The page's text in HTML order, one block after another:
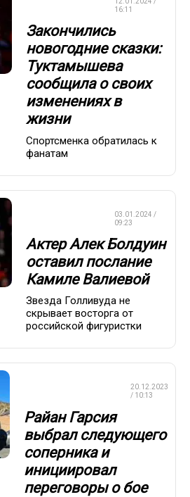
16:11
Закончились
новогодние сказки:
Туктамышева
сообщила о своих
изменениях в
жизни
Спортсменка обратилась к
фанатам
03.01.2024 /
09:23
Актер Алек Болдуин
оставил послание
Камиле Валиевой
Звезда Голливуда не
скрывает восторга от
российской фигуристки
20.12.2023
/ 10:13
Райан Гарсия
выбрал следующего
соперника и
инициировал
переговоры о бое